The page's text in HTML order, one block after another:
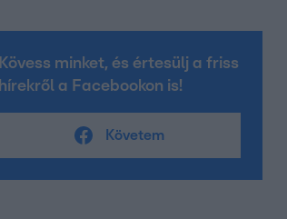
Kövess minket, és értesülj a friss
hírekről a Facebookon is!
Követem